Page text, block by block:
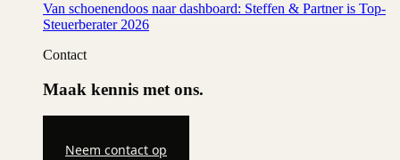
Van schoenendoos naar dashboard: Steffen & Partner is Top-
Steuerberater 2026
Contact
Maak kennis met ons.
Neem contact op